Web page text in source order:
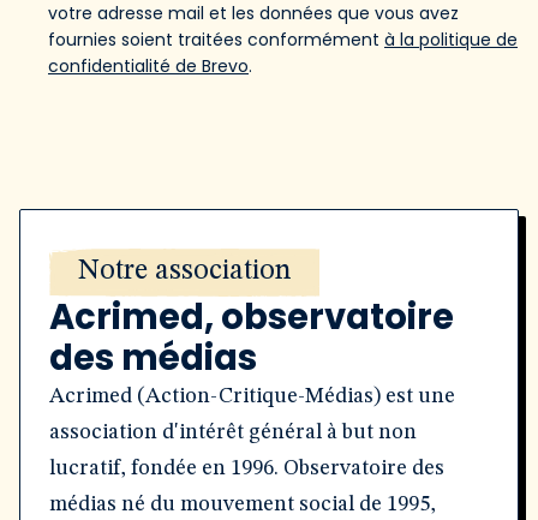
votre adresse mail et les données que vous avez
fournies soient traitées conformément à la politique de
confidentialité de Brevo.
Notre association
Acrimed, observatoire
des médias
Acrimed (Action-Critique-Médias) est une
association d'intérêt général à but non
lucratif, fondée en 1996. Observatoire des
médias né du mouvement social de 1995,